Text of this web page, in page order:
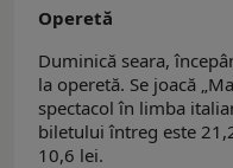
Operetă
Duminică seara,
la operetă. Se joacă
spectacol în limba
biletului întreg este
10,6 lei.